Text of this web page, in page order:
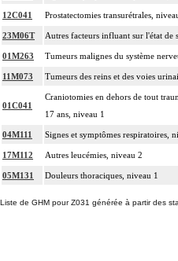
12C041 Prostatectomies transurétrales,
23M06T Autres facteurs influant sur l'état de
01M263 Tumeurs malignes du système
11M073 Tumeurs des reins et des voies
01C041
Craniotomies en dehors de tout
17 ans, niveau 1
04M111 Signes et symptômes respiratoires,
17M112 Autres leucémies, niveau 2
05M131 Douleurs thoraciques, niveau 1
Liste de GHM pour Z031 générée à partir des